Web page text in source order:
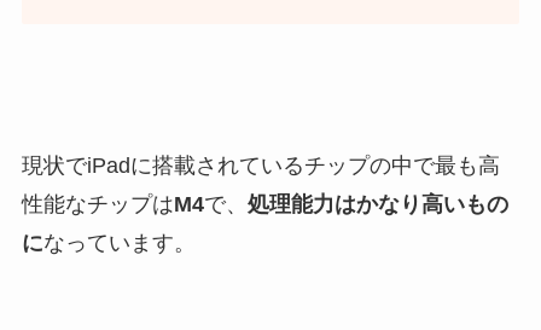
現状でiPadに搭載されているチップの中で最も高
性能なチップはM4で、 処理能力はかなり高いもの
になっています。